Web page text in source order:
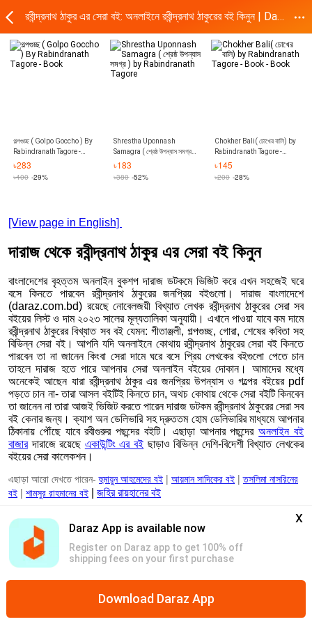
Daraz App is available now
Register on Daraz app to get 100% off
shipping fees on your first purchase
x
Download Daraz App
রবীন্দ্রনাথ ঠাকুর এর সেরা বই: অনলাইনে রবীন্দ্রনাথ ঠাকুরের বই কিনুন | Daraz.com.bd
গল্পগুচ্ছ ( Golpo Goccho ) By
Rabindranath Tagore -
Book
৳283
৳400 -29%
Shrestha Uponnash
Samagra ( শ্রেষ্ঠ উপন্যাস সমগ্র )
by Rabindranath Tagore
৳183
৳380 -52%
Chokher Bali( চোখের বালি) by
Rabindranath Tagore -
Book - Book
৳145
৳200 -28%
[View page in English]
দারাজ থেকে রবীন্দ্রনাথ ঠাকুর এর সেরা বই কিনুন
বাংলাদেশের বৃহত্তম অনলাইন বুকশপ দারাজ ডটকমে ভিজিট করে এখন সহজেই ঘরে
বসে কিনতে পারবেন রবীন্দ্রনাথ ঠাকুরের জনপ্রিয় বইগুলো। দারাজ বাংলাদেশে
(daraz.com.bd) রয়েছে নোবেলজয়ী বিখ্যাত লেখক রবীন্দ্রনাথ ঠাকুরের সেরা সব
বইয়ের লিস্ট ও দাম ২০২৩ সালের মূল্যতালিকা অনুযায়ী। এখানে পাওয়া যাবে কম দামে
রবীন্দ্রনাথ ঠাকুরের বিখ্যাত সব বই যেমন: গীতাঞ্জলী, গল্পগুচ্ছ, গোরা, শেষের কবিতা সহ
বিভিন্ন সেরা বই। আপনি যদি অনলাইনে কোথায় রবীন্দ্রনাথ ঠাকুরের সেরা বই কিনতে
পারবেন তা না জানেন কিংবা সেরা দামে ঘরে বসে প্রিয় লেখকের বইগুলো পেতে চান
তাহলে দারাজ হতে পারে আপনার সেরা অনলাইন বইয়ের দোকান। আমাদের মধ্যে
অনেকেই আছেন যারা রবীন্দ্রনাথ ঠাকুর এর জনপ্রিয় উপন্যাস ও গল্পের বইয়ের pdf
পড়তে চান না- তারা আসল বইটিই কিনতে চান, অথচ কোথায় থেকে সেরা বইটি কিনবেন
তা জানেন না তারা আজই ভিজিট করতে পারেন দারাজ ডটকম রবীন্দ্রনাথ ঠাকুরের সেরা সব
বই কেনার জন্য। ক্যাশ অন ডেলিভারি সহ দ্রুততম হোম ডেলিভারির মাধ্যমে আপনার
ঠিকানায় পৌঁছে যাবে রবীগুরুর পছন্দের বইটি। এছাড়া আপনার পছন্দেরঅনলাইন বই
বাজারদারাজে রয়েছে একাউন্টিং এর বই ছাড়াও বিভিন্ন দেশি-বিদেশী বিখ্যাত লেখকের
বইয়ের সেরা কালেকশন।
এছাড়া আরো দেখতে পারেন-হুমায়ুন আহমেদের বই | আয়মান সাদিকের বই |তসলিমা নাসরিনের
বই | শামসুর রাহমানের বই জহির রায়হানের বই
Genuine Products Safe & Secure Payments Free & Easy Return